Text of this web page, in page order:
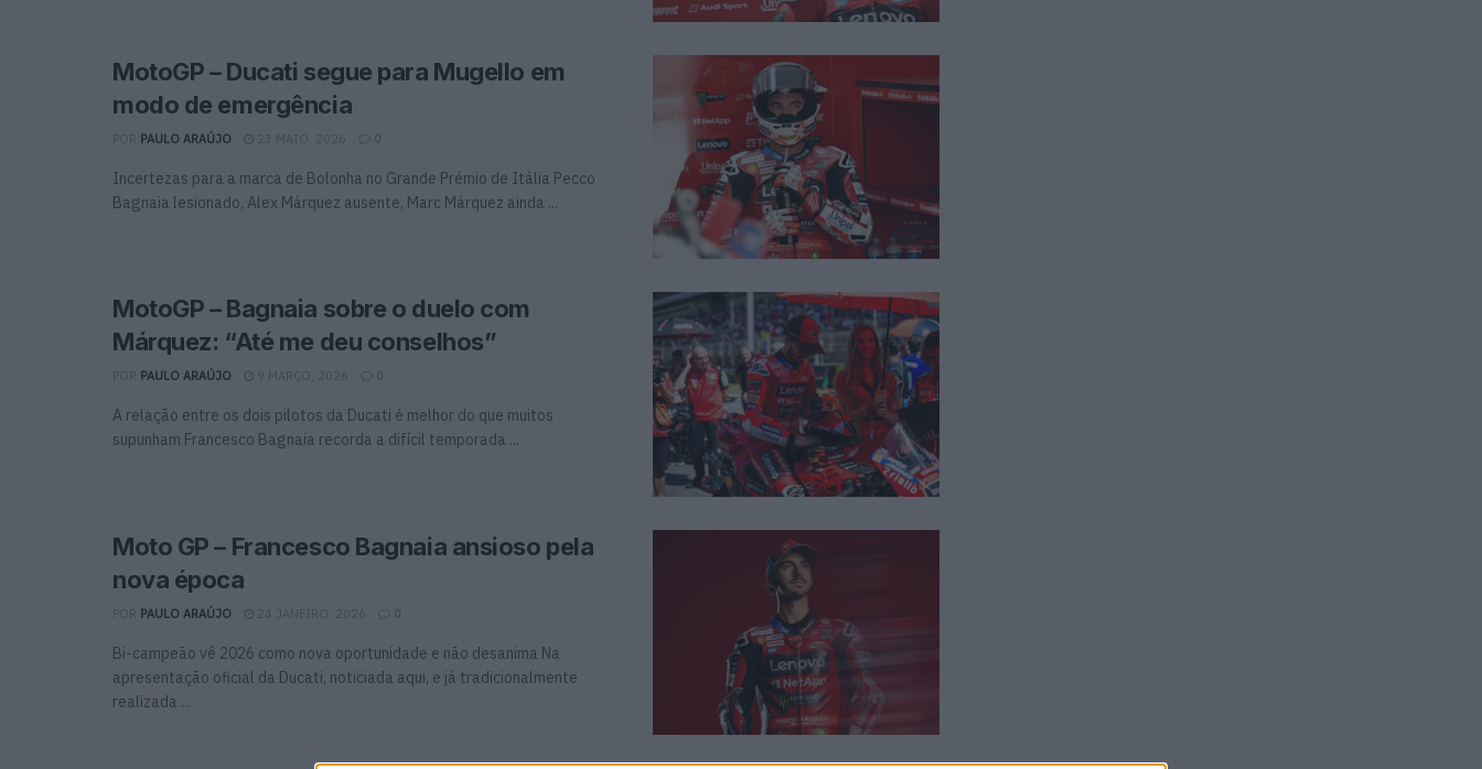
MotoGP – Ducati segue para Mugello em
modo de emergência
PAULO ARAÚJO 23 MAIO, 2026 0
Incertezas para a marca de Bolonha no Grande Prémio de Itália Pecco
Bagnaia lesionado, Alex Márquez ausente, Marc Márquez ainda ...
MotoGP – Bagnaia sobre o duelo com
Márquez: “Até me deu conselhos”
PAULO ARAÚJO 9 MARÇO, 2026 0
A relação entre os dois pilotos da Ducati é melhor do que muitos
supunham Francesco Bagnaia recorda a difícil temporada ...
Moto GP – Francesco Bagnaia ansioso pela
nova época
PAULO ARAÚJO 24 JANEIRO, 2026 0
Bi-campeão vê 2026 como nova oportunidade e não desanima Na
apresentação oficial da Ducati, noticiada aqui, e já tradicionalmente
realizada ...